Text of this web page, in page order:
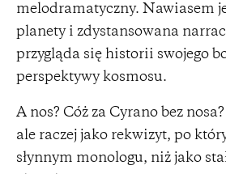
melodramatyczny. Nawiasem
planety i zdystansowana
przygląda się historii swojego
perspektywy kosmosu.
A nos? Cóż za Cyrano bez
ale raczej jako rekwizyt, po
słynnym monologu, niż jako